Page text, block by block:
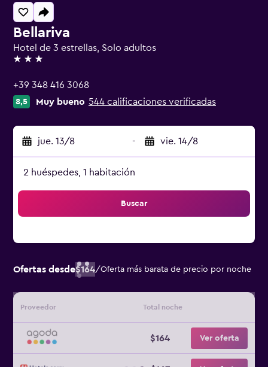
Bellariva
Hotel de 3 estrellas, Solo adultos
3 estrellas
+39 348 416 3068
8,5 Muy bueno 544 calificaciones verificadas
jue. 13/8 - vie. 14/8
2 huéspedes, 1 habitación
Buscar
Ofertas desde$164/Oferta más barata de precio por noche
Proveedor Total noche
$164 Ver oferta